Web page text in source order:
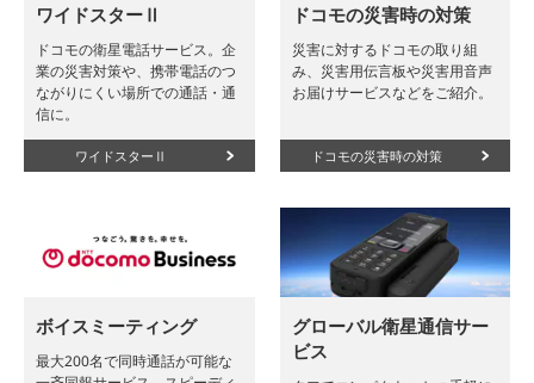
ワイドスターⅡ
ドコモの衛星電話サービス。企
業の災害対策や、携帯電話のつ
ながりにくい場所での通話・通
信に。
ワイドスターⅡ
ドコモの災害時の対策
災害に対するドコモの取り組
み、災害用伝言板や災害用音声
お届けサービスなどをご紹介。
ドコモの災害時の対策
ボイスミーティング
最大200名で同時通話が可能な
グローバル衛星通信サー
ビス